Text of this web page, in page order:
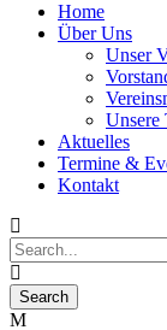
Home
Über Uns
Unser
Unsere
Aktuelles
Termine &
Kontakt